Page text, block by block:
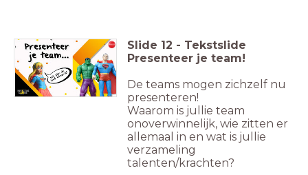
Slide 12 - Tekstslide
Presenteer je team!
De teams mogen zichzelf nu
presenteren!
Waarom is jullie team
onoverwinnelijk, wie zitten er
allemaal in en wat is jullie
verzameling
talenten/krachten?